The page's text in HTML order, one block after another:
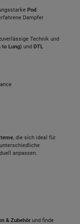
Pod
Dampfer
Technik und
to Lung) und DTL
, die sich ideal für
anpassen.
& Zubehör und finde